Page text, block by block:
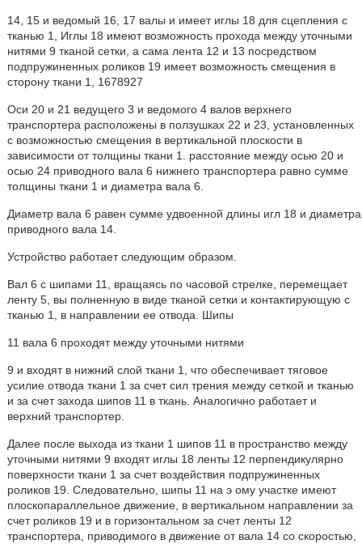
14, 15 и ведомый 16, 17 валы и имеет иглы 18 для сцепления с
тканью 1, Иглы 18 имеют возможность прохода между уточными
нитями 9 тканой сетки, а сама лента 12 и 13 посредством
подпружиненных роликов 19 имеет возможность смещения в
сторону ткани 1, 1678927
Оси 20 и 21 ведущего 3 и ведомого 4 валов верхнего
транспортера расположены в ползушках 22 и 23, установленных
с возможностью смещения в вертикальной плоскости в
зависимости от толщины ткани 1. расстояние между осью 20 и
осью 24 приводного вала 6 нижнего транспортера равно сумме
толщины ткани 1 и диаметра вала 6.
Диаметр вала 6 равен сумме удвоенной длины игл 18 и диаметра
приводного вала 14.
Устройство работает следующим образом.
Вал 6 с шипами 11, вращаясь по часовой стрелке, перемещает
ленту 5, вы полненную в виде тканой сетки и контактирующую с
тканью 1, в направлении ее отвода. Шипы
11 вала 6 проходят между уточными нитями
9 и входят в нижний слой ткани 1, что обеспечивает тяговое
усилие отвода ткани 1 за счет сил трения между сеткой и тканью
и за счет захода шипов 11 в ткань. Аналогично работает и
верхний транспортер.
Далее после выхода из ткани 1 шипов 11 в пространство между
уточными нитями 9 входят иглы 18 ленты 12 перпендикулярно
поверхности ткани 1 за счет воздействия подпружиненных
роликов 19. Следовательно, шипы 11 на э ому участке имеют
плоскопараллельное движение, в вертикальном направлении за
счет роликов 19 и в горизонтальном за счет ленты 12
транспортера, приводимого в движение от вала 14 со скоростью,